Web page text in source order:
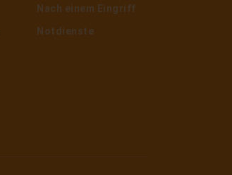
Nach einem Eingriff
Notdienste